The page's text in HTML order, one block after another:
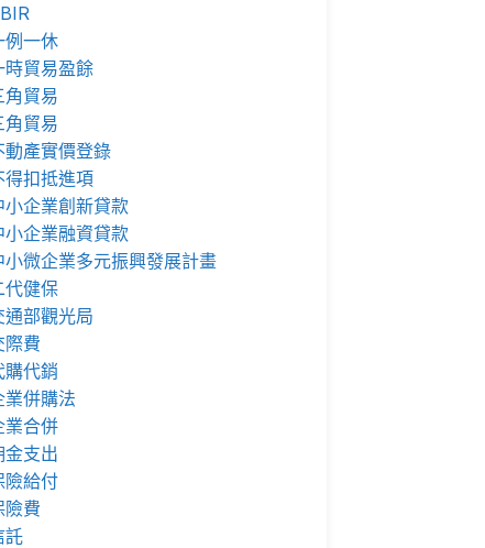
例一休
時貿易盈餘
角貿易
角貿易
動產實價登錄
得扣抵進項
小企業創新貸款
小企業融資貸款
小微企業多元振興發展計畫
代健保
通部觀光局
際費
購代銷
業併購法
業合併
金支出
險給付
險費
託